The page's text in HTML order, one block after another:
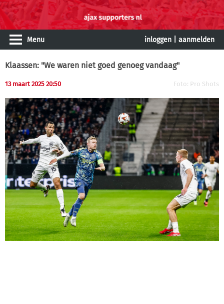
Menu inloggen aanmelden
Klaassen: "We waren niet goed genoeg vandaag"
13 maart 2025 20:50 Foto: Pro Shots